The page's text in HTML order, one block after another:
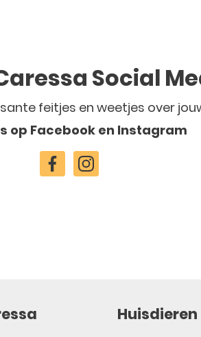
Social
feitjes en weetjes over
op Facebook en Instagram
Huisdieren